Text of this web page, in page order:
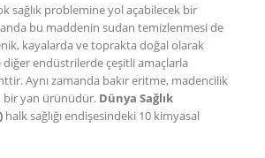
sağlık problemine yol açabilecek bir
bu maddenin sudan temizlenmesi de
kayalarda ve toprakta doğal olarak
diğer endüstrilerde çeşitli amaçlarla
Aynı zamanda bakır eritme, madencilik
bir yan ürünüdür. Dünya Sağlık
halk sağlığı endişesindeki 10 kimyasal